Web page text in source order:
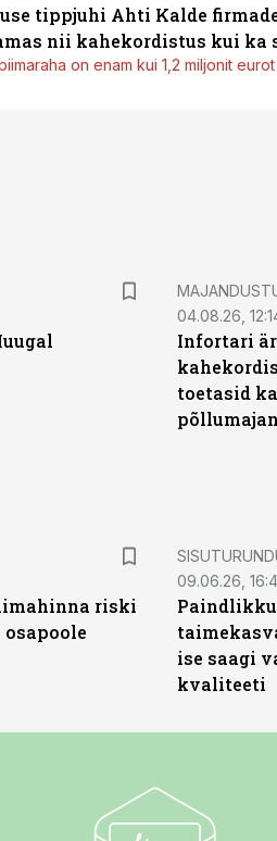
tippjuhi Ahti Kalde
nii kahekordistus kui ka
on enam kui 1,2 miljonit eurot
04.08.26,
Infortari
toetasid
riski
ST
09.06.26,
ise saagi
kvaliteeti